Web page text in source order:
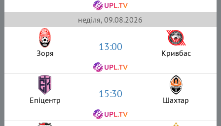
неділя, 09.08.2026
Зоря 13:00 Кривбас
Епіцентр 15:30 Шахтар